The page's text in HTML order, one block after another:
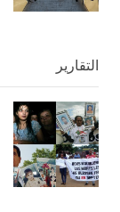
التقارير